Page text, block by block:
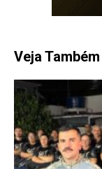
Veja Também